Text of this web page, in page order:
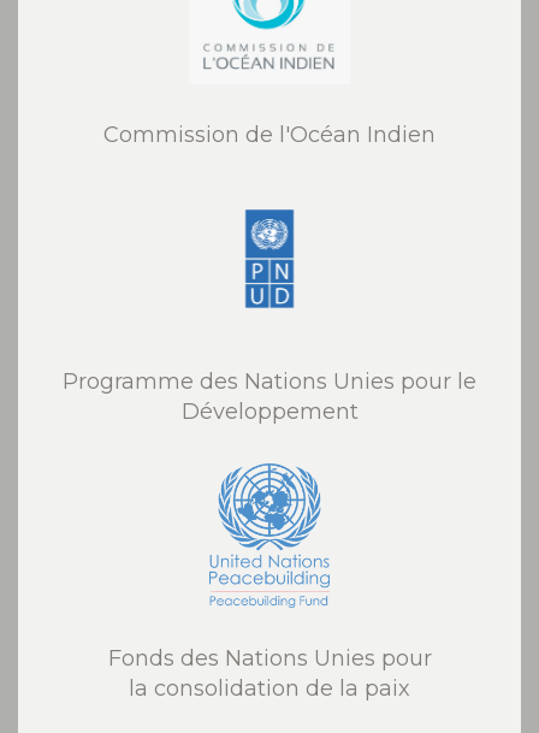
Commission de l'Océan Indien
Programme des Nations Unies pour le
Développement
Fonds des Nations Unies pour
la consolidation de la paix